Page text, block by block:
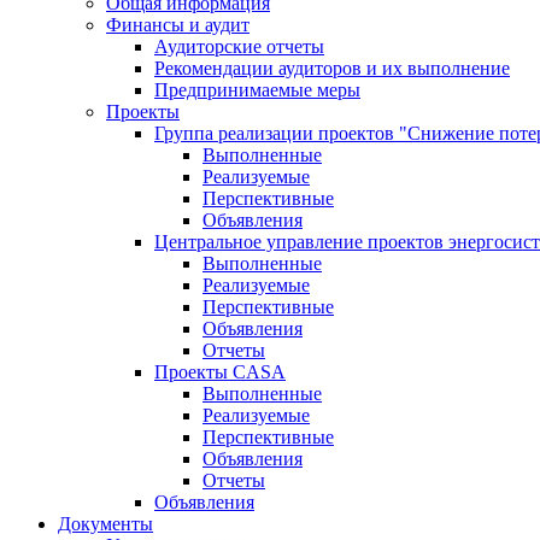
Финансы и аудит
Аудиторские отчеты
Рекомендации аудиторов и их выполнение
Предпринимаемые меры
Проекты
Группа реализации проектов "Снижение
Выполненные
Реализуемые
Перспективные
Объявления
Центральное управление проектов
Выполненные
Реализуемые
Перспективные
Объявления
Отчеты
Проекты CASA
Выполненные
Реализуемые
Перспективные
Объявления
Отчеты
Объявления
Документы